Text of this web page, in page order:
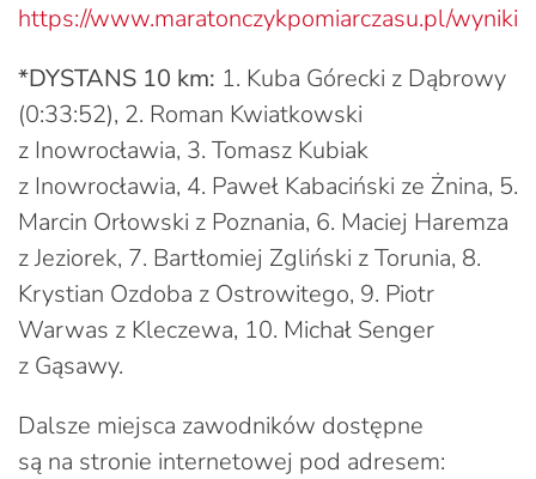
https://www.maratonczykpomiarczasu.pl/wyniki
*DYSTANS 10 km: 1. Kuba Górecki z Dąbrowy
(0:33:52), 2. Roman Kwiatkowski
z Inowrocławia, 3. Tomasz Kubiak
z Inowrocławia, 4. Paweł Kabaciński ze Żnina, 5.
Marcin Orłowski z Poznania, 6. Maciej Haremza
z Jeziorek, 7. Bartłomiej Zgliński z Torunia, 8.
Krystian Ozdoba z Ostrowitego, 9. Piotr
Warwas z Kleczewa, 10. Michał Senger
z Gąsawy.
Dalsze miejsca zawodników dostępne
są na stronie internetowej pod adresem: